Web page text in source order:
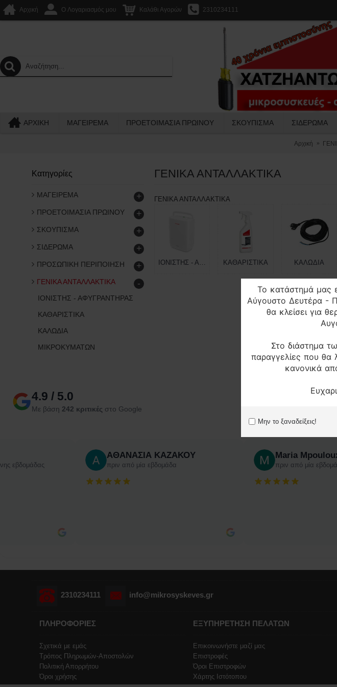
Το κατάστημά μας
Αύγουστο Δευτέρα -
θα κλείσει για
Στο διάστημα
παραγγελίες που θα
κανονικά
Μην το ξαναδείξεις!
Αρχική O Λογαριασμός μου Καλάθι Αγορών 2310234111
ΑΡΧΙΚΉ ΜΑΓΕΙΡΕΜΑ ΠΡΟΕΤΟΙΜΑΣΙΑ ΠΡΩΙΝΟΥ ΣΚΟΥΠΙΣΜΑ ΣΙΔΕΡΩΜΑ
Αρχική
Κατηγορίες
ΜΑΓΕΙΡΕΜΑ +
ΠΡΟΕΤΟΙΜΑΣΙΑ ΠΡΩΙΝΟΥ +
ΣΚΟΥΠΙΣΜΑ +
ΣΙΔΕΡΩΜΑ +
ΠΡΟΣΩΠΙΚΗ ΠΕΡΙΠΟΙΗΣΗ +
ΓΕΝΙΚΑ ΑΝΤΑΛΛΑΚΤΙΚΑ -
ΙΟΝΙΣΤΗΣ - ΑΦΥΓΡΑΝΤΗΡΑΣ
ΚΑΘΑΡΙΣΤΙΚΑ
ΚΑΛΩΔΙΑ
ΜΙΚΡΟΚΥΜΑΤΩΝ
ΓΕΝΙΚΑ ΑΝΤΑΛΛΑΚΤΙΚΑ
ΓΕΝΙΚΑ ΑΝΤΑΛΛΑΚΤΙΚΑ
ΙΟΝΙΣΤΗΣ - ΑΦΥΓΡΑΝΤΗΡΑΣ ΚΑΘΑΡΙΣΤΙΚΑ ΚΑΛΩΔΙΑ
4.9 / 5.0
Με βάση 242 κριτικές στο Google
εβδομάδας
ΑΘΑΝΑΣΙΑ ΚΑΖΑΚΟΥ
πριν από μία εβδομάδα
Maria
πριν από μία
2310234111 info@mikrosyskeves.gr
ΠΛΗΡΟΦΟΡΙΕΣ
Σχετικά με εμάς
Τρόπος Πληρωμών-Αποστολών
Πολιτική Απορρήτου
Όροι χρήσης
ΕΞΥΠΗΡΕΤΗΣΗ ΠΕΛΑΤΩΝ
Επικοινωνήστε μαζί μας
Επιστροφές
Όροι Επιστροφών
Χάρτης Ιστότοπου